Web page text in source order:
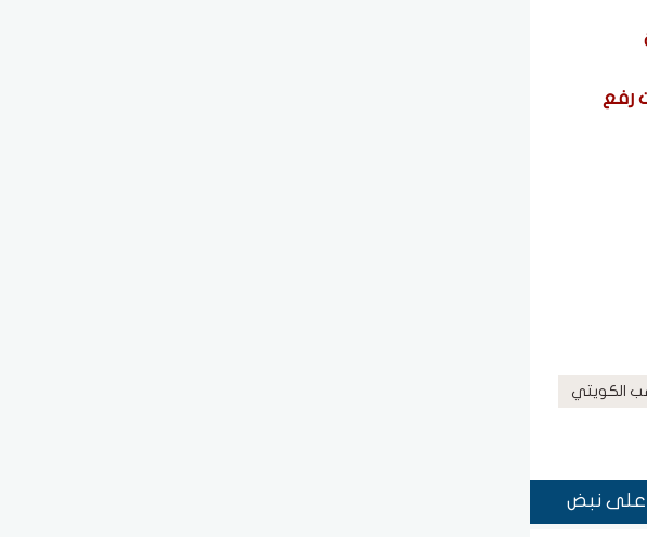
رفع
الكويتي
على نبض